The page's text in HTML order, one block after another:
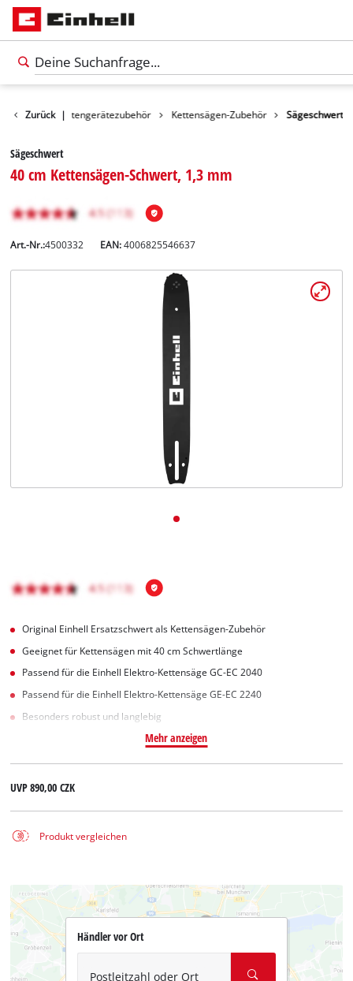
Zurück |
Gartengerätezubehör Kettensägen-Zubehör Sägeschwert
Sägeschwert
40 cm Kettensägen-Schwert, 1,3 mm
Art.-Nr.:4500332 EAN:4006825546637
Original Einhell Ersatzschwert als Kettensägen-Zubehör
Geeignet für Kettensägen mit 40 cm Schwertlänge
Passend für die Einhell Elektro-Kettensäge GC-EC 2040
Passend für die Einhell Elektro-Kettensäge GE-EC 2240
Besonders robust und langlebig
Mehr anzeigen
UVP890,00 CZK
Produkt vergleichen
Händler vor Ort
Postleitzahl oder Ort